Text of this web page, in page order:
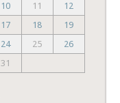
10 11
12
17 18
19
24 25
26
31